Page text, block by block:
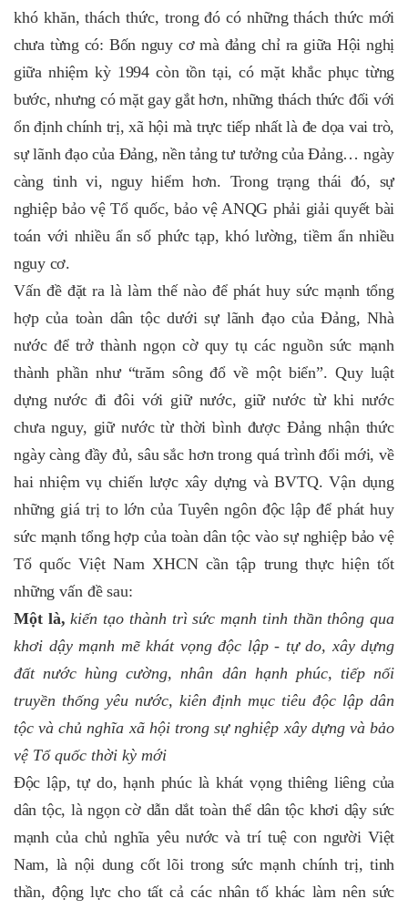
khó khăn, thách thức, trong đó có những thách thức mới
chưa từng có: Bốn nguy cơ mà đảng chỉ ra giữa Hội nghị
giữa nhiệm kỳ 1994 còn tồn tại, có mặt khắc phục từng
bước, nhưng có mặt gay gắt hơn, những thách thức đối với
ổn định chính trị, xã hội mà trực tiếp nhất là đe dọa vai trò,
sự lãnh đạo của Đảng, nền tảng tư tưởng của Đảng… ngày
càng tinh vi, nguy hiểm hơn. Trong trạng thái đó, sự
nghiệp bảo vệ Tổ quốc, bảo vệ ANQG phải giải quyết bài
toán với nhiều ẩn số phức tạp, khó lường, tiềm ẩn nhiều
nguy cơ.
Vấn đề đặt ra là làm thế nào để phát huy sức mạnh tổng
hợp của toàn dân tộc dưới sự lãnh đạo của Đảng, Nhà
nước để trở thành ngọn cờ quy tụ các nguồn sức mạnh
thành phần như “trăm sông đổ về một biển”. Quy luật
dựng nước đi đôi với giữ nước, giữ nước từ khi nước
chưa nguy, giữ nước từ thời bình được Đảng nhận thức
ngày càng đầy đủ, sâu sắc hơn trong quá trình đổi mới, về
hai nhiệm vụ chiến lược xây dựng và BVTQ. Vận dụng
những giá trị to lớn của Tuyên ngôn độc lập để phát huy
sức mạnh tổng hợp của toàn dân tộc vào sự nghiệp bảo vệ
Tổ quốc Việt Nam XHCN cần tập trung thực hiện tốt
những vấn đề sau:
Một là,kiến tạo thành trì sức mạnh tinh thần thông qua
khơi dậy mạnh mẽ khát vọng độc lập - tự do, xây dựng
đất nước hùng cường, nhân dân hạnh phúc, tiếp nối
truyền thống yêu nước, kiên định mục tiêu độc lập dân
tộc và chủ nghĩa xã hội trong sự nghiệp xây dựng và bảo
vệ Tổ quốc thời kỳ mới
Độc lập, tự do, hạnh phúc là khát vọng thiêng liêng của
dân tộc, là ngọn cờ dẫn dắt toàn thể dân tộc khơi dậy sức
mạnh của chủ nghĩa yêu nước và trí tuệ con người Việt
Nam, là nội dung cốt lõi trong sức mạnh chính trị, tinh
thần, động lực cho tất cả các nhân tố khác làm nên sức